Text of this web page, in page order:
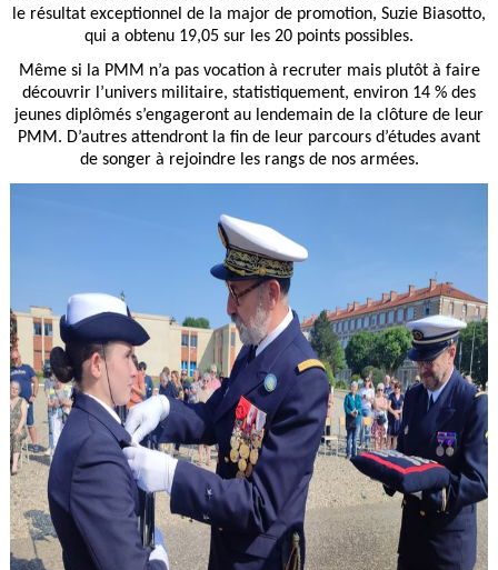
le résultat exceptionnel de la major de promotion, Suzie Biasotto,
qui a obtenu 19,05 sur les 20 points possibles.
Même si la PMM n’a pas vocation à recruter mais plutôt à faire
découvrir l’univers militaire, statistiquement, environ 14 % des
jeunes diplômés s’engageront au lendemain de la clôture de leur
PMM. D’autres attendront la fin de leur parcours d’études avant
de songer à rejoindre les rangs de nos armées.